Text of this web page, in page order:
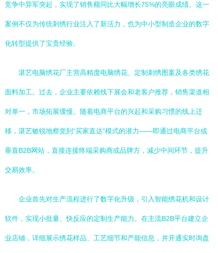
竞争中异军突起，实现了销售额同比大幅增长75%的亮眼成绩。这一
案例不仅为传统刺绣行业注入了新活力，也为中小型制造企业的数字
化转型提供了宝贵经验。
湛艺电脑绣花厂主营高精度电脑绣花、定制刺绣图案及各类绣花
面料加工。过去，企业主要依赖线下展会和老客户推荐，销售渠道相
对单一，市场拓展缓慢。随着电商平台的兴起和采购习惯的线上迁
移，湛艺敏锐地察觉到“买家直达”模式的潜力——即通过电商平台或
垂直B2B网站，直接连接终端采购商或品牌方，减少中间环节，提升
交易效率。
企业首先对生产流程进行了数字化升级，引入智能绣花机和设计
软件，实现小批量、快反应的定制生产能力。在主流B2B平台建立企
业店铺，详细展示绣花样品、工艺细节和产能信息，并开通实时询盘